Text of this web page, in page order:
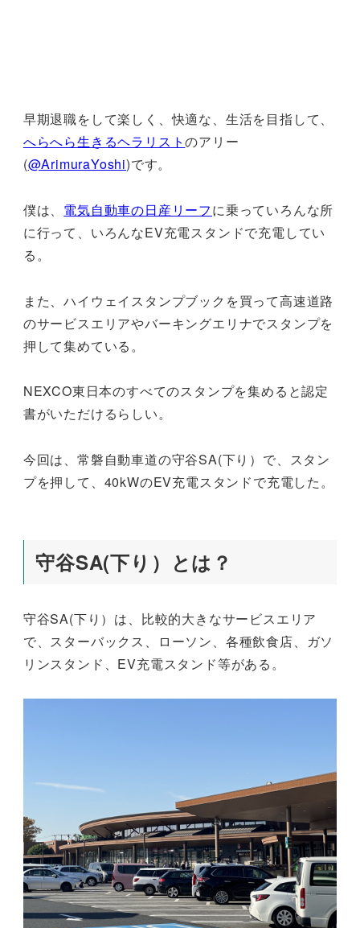
早期退職をして楽しく、快適な、生活を目指して、
へらへら生きるヘラリストのアリー
(@ArimuraYoshi)です。
僕は、 電気自動車の日産リーフに乗っていろんな所
に行って、いろんなEV充電スタンドで充電してい
る。
また、ハイウェイスタンプブックを買って高速道路
のサービスエリアやバーキングエリナでスタンプを
押して集めている。
NEXCO東日本のすべてのスタンプを集めると認定
書がいただけるらしい。
今回は、常磐自動車道の守谷SA(下り）で、スタン
プを押して、40kWのEV充電スタンドで充電した。
守谷SA(下り）とは？
守谷SA(下り）は、比較的大きなサービスエリア
で、スターバックス、ローソン、各種飲食店、ガソ
リンスタンド、EV充電スタンド等がある。